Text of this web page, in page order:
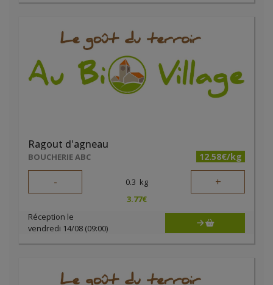
Ragout d'agneau
BOUCHERIE ABC 12.58€/kg
- 0.3 kg +
3.77€
Réception le
vendredi 14/08 (09:00)